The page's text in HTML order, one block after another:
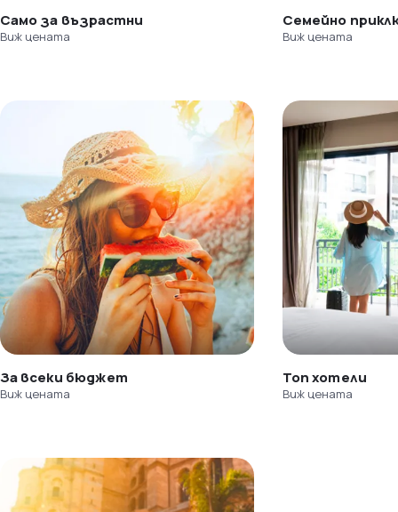
Само за възрастни
Виж цената
Семейно
Виж цената
За всеки бюджет
Виж цената
Топ хотели
Виж цената